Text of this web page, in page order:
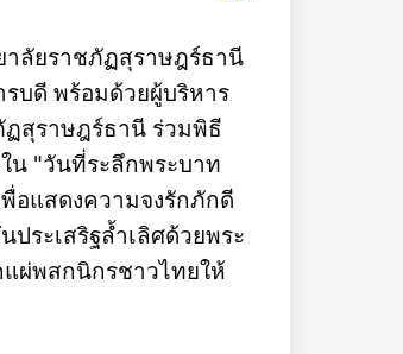
ลัยราชภัฏสุราษฎร์ธานี
บดี พร้อมด้วยผู้บริหาร
สุราษฎร์ธานี ร่วมพิธี
น "วันที่ระลึกพระบาท
พื่อแสดงความจงรักภักดี
ระเสริฐล้ำเลิศด้วยพระ
ผ่พสกนิกรชาวไทยให้